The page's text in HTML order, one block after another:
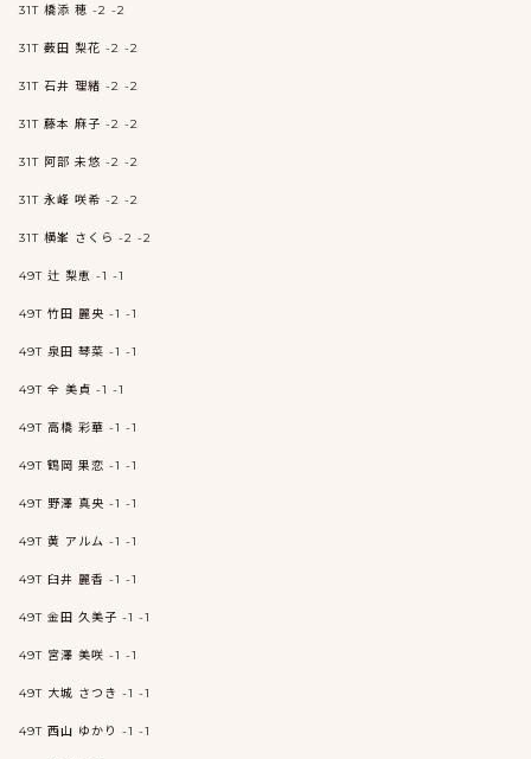
31T 橋添 穂 -2 -2
31T 薮田 梨花 -2 -2
31T 石井 理緒 -2 -2
31T 藤本 麻子 -2 -2
31T 阿部 未悠 -2 -2
31T 永峰 咲希 -2 -2
31T 横峯 さくら -2 -2
49T 辻 梨恵 -1 -1
49T 竹田 麗央 -1 -1
49T 泉田 琴菜 -1 -1
49T 全 美貞 -1 -1
49T 高橋 彩華 -1 -1
49T 鶴岡 果恋 -1 -1
49T 野澤 真央 -1 -1
49T 黄 アルム -1 -1
49T 臼井 麗香 -1 -1
49T 金田 久美子 -1 -1
49T 宮澤 美咲 -1 -1
49T 大城 さつき -1 -1
49T 西山 ゆかり -1 -1